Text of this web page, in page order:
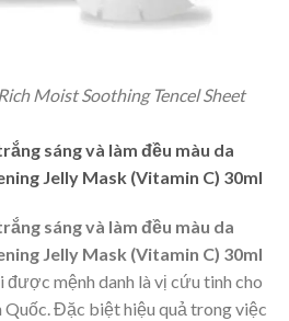
Moist Soothing Tencel Sheet
sáng và làm đều màu da
Jelly Mask (Vitamin C) 30ml
sáng và làm đều màu da
Jelly Mask (Vitamin C) 30ml
được mệnh danh là vị cứu tinh cho
Quốc. Đặc biệt hiệu quả trong việc